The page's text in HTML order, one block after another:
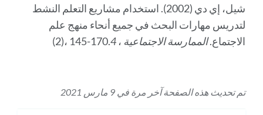
شيل، إي دي (2002). استخدام مشاريع التعلم النشط
لتدريس مهارات البحث في جميع أنحاء منهج علم
الاجتماع.الممارسة الاجتماعية ، 4(2)، 145-170.
تم تحديث هذه الصفحة آخر مرة في 9 مارس 2021